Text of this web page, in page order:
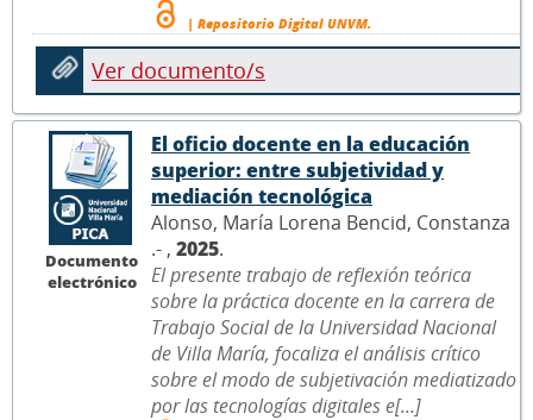
| Repositorio Digital UNVM.
Ver documento/s
Documento
electrónico
El oficio docente en la educación
superior: entre subjetividad y
mediación tecnológica
Alonso, María Lorena Bencid, Constanza
.- , 2025.
El presente trabajo de reflexión teórica
sobre la práctica docente en la carrera de
Trabajo Social de la Universidad Nacional
de Villa María, focaliza el análisis crítico
sobre el modo de subjetivación mediatizado
por las tecnologías digitales e[...]